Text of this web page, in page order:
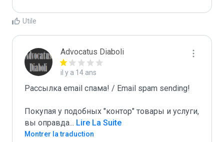
Utile
Advocatus Diaboli
il y a 14 ans
Рассылка email спама! / Email spam sending!
Покупая у подобных "контор" товары и услуги,
вы оправда... Lire La Suite
Montrer la traduction